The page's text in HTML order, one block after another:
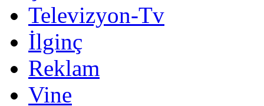
Televizyon-Tv
İlginç
Reklam
Vine